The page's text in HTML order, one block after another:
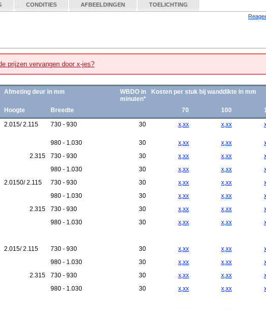
CONDITIES AFBEELDINGEN
TOELICHTING
prijzen vervangen door x-jes?
Afmeting deur in mm
WBDO in
minuten*
Kosten per stuk bij wanddikte in mm
Hoogte Breedte 70 100
2.015/ 2.115 730 - 930 30 x,xx x,xx
980 - 1.030 30 x,xx x,xx
2.315
730 - 930 30 x,xx x,xx
980 - 1.030
30 x,xx x,xx
2.0150/ 2.115 730 - 930 30 x,xx x,xx
980 - 1.030
30 x,xx x,xx
2.315
730 - 930 30 x,xx x,xx
980 - 1.030
30 x,xx x,xx
2.015/ 2.115 730 - 930 30 x,xx x,xx
980 - 1.030
30 x,xx x,xx
2.315
730 - 930 30 x,xx x,xx
980 - 1.030
30 x,xx x,xx